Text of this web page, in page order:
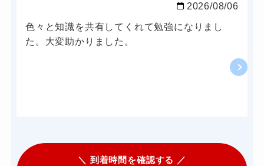
2026/08/06
色々と知識を共有してくれて勉強になりまし
た。大変助かりました。
＼ 到着時間を確認する ／